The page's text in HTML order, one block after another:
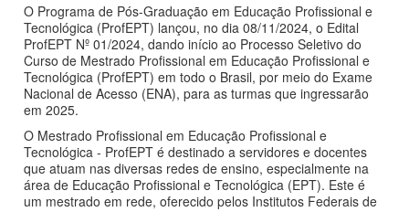
O Programa de Pós-Graduação em Educação Profissional e
Tecnológica (ProfEPT) lançou, no dia 08/11/2024, o Edital
ProfEPT Nº 01/2024, dando início ao Processo Seletivo do
Curso de Mestrado Profissional em Educação Profissional e
Tecnológica (ProfEPT) em todo o Brasil, por meio do Exame
Nacional de Acesso (ENA), para as turmas que ingressarão
em 2025.
O Mestrado Profissional em Educação Profissional e
Tecnológica - ProfEPT é destinado a servidores e docentes
que atuam nas diversas redes de ensino, especialmente na
área de Educação Profissional e Tecnológica (EPT). Este é
um mestrado em rede, oferecido pelos Institutos Federais de